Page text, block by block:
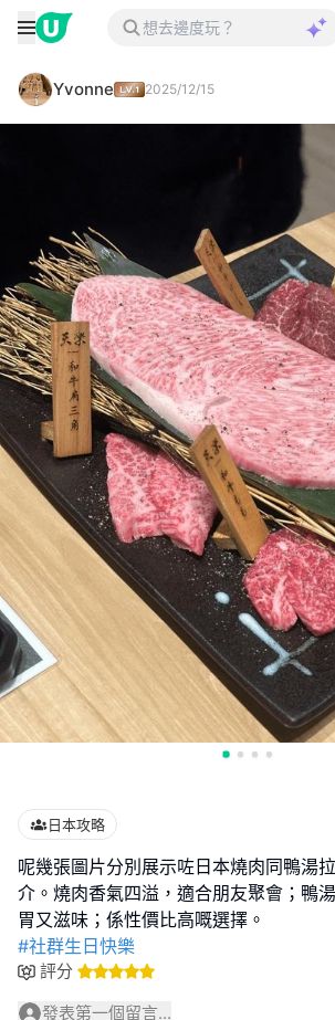
Yvonne 2025/12/15
日本攻略
呢幾張圖片分別展示咗日本燒肉同鴨湯
介。燒肉香氣四溢，適合朋友聚會；鴨
#社群生日快樂
評分
發表第一個留言...